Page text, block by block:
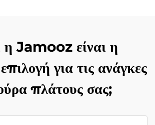
η Jamooz είναι η
για τις ανάγκες
πλάτους σας;